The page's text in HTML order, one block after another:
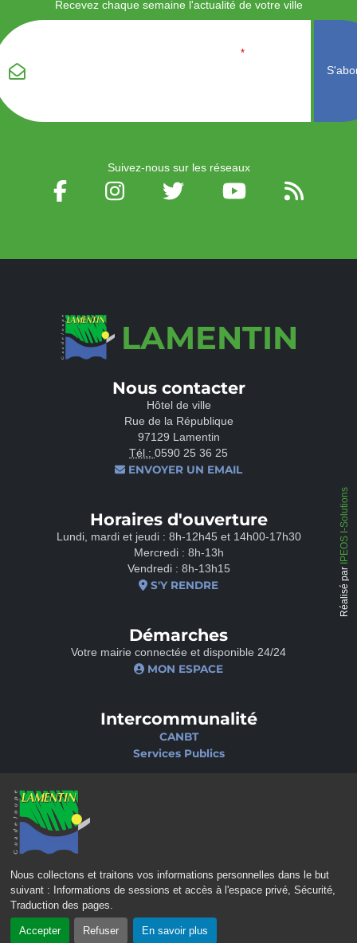
Nous collectons et traitons vos informations personnelles dans le but
suivant :
Informations de sessions et accès à l'espace privé, Sécurité,
Traduction des pages
Accepter Refuser En savoir plus
LAMENTIN
Nous contacter
Hôtel de ville
Rue de la République
97129 Lamentin
Tél.: 0590 25 36 25
ENVOYER UN EMAIL
Horaires d'ouverture
Lundi, mardi et jeudi : 8h-12h45 et 14h00-17h30
Mercredi : 8h-13h
Vendredi : 8h-13h15
S'Y RENDRE
Démarches
Votre mairie connectée et disponible 24/24
MON ESPACE
Intercommunalité
CANBT
Services Publics
Ciné-Théâtre
Recevez chaque semaine l'actualité de votre ville
*
Suivez-nous sur les réseaux
CONTACT MENTIONS LÉGALES
Réalisé par
IPEOS I-Solutions